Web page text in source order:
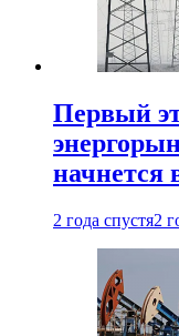
Первый
начнется
2 года спустя2